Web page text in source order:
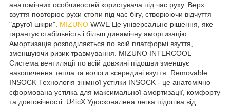
анатомічних особливостей користувача під час руху. Верх
взуття повторює рухи стопи під час бігу, створюючи відчуття
"другої шкіри". MIZUNO WAVE Це універсальне рішення, яке
гарантує стабільність і більш динамічну амортизацію.
Амортизація розподіляється по всій платформі взуття,
зменшуючи ризик травмування. MIZUNO INTERCOOL
Система вентиляції по всій довжині підошви зменшує
накопичення тепла та вологи всередині взуття. Removable
INSOCK Технологія знімної устілки INSOCK - це анатомічно
сформована устілка для максимальної амортизації, комфорту
та довговічності. U4icX Удосконалена легка підошва від